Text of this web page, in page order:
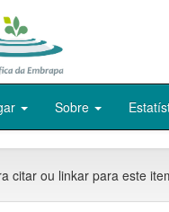
Sobre
citar ou linkar para este